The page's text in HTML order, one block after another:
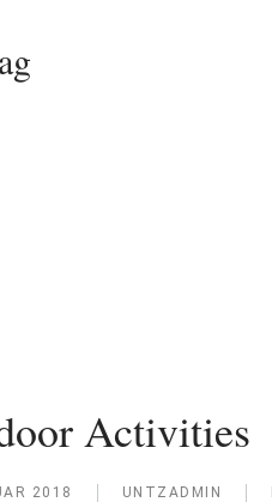
Activities
2018 UNTZADMIN